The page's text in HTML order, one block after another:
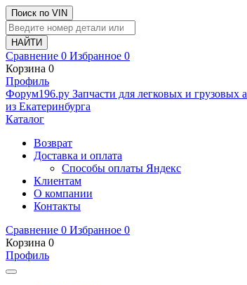
Поиск по VIN
Сравнение 0 Избранное 0
Корзина 0
Профиль
Фoрум196.ру Запчасти для легковых и грузовых
из Екатеринбурга
Каталог
Возврат
Доставка и оплата
Способы оплаты Яндекс
Клиентам
О компании
Контакты
Сравнение 0 Избранное 0
Корзина 0
Профиль